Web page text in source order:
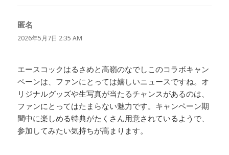
匿名
り:
2026年5月7日 2:35 AM
エースコックはるさめと高嶺のなでしこのコラボキャン
ペーンは、ファンにとっては嬉しいニュースですね。オ
リジナルグッズや生写真が当たるチャンスがあるのは、
ファンにとってはたまらない魅力です。キャンペーン期
間中に楽しめる特典がたくさん用意されているようで、
参加してみたい気持ちが高まります。